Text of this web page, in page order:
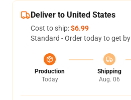
Deliver to United States
Cost to ship:$6.99
Standard - Order today to get by
Production
Today
Shipping
Aug. 06